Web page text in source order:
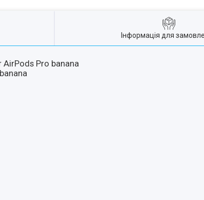
Інформація для
Pro banana